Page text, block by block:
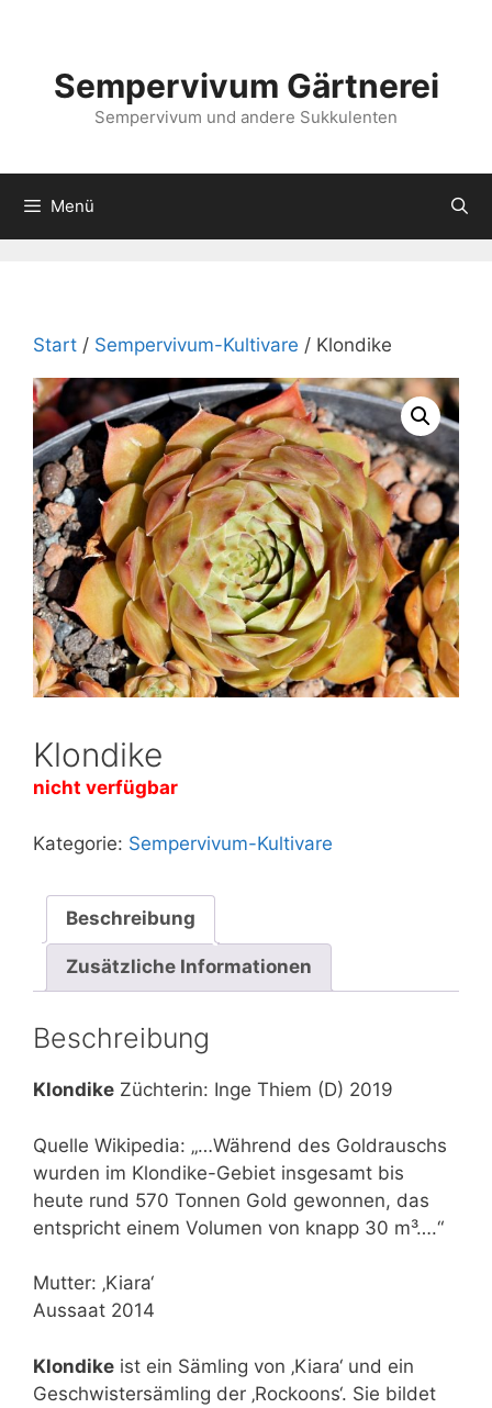
Sempervivum Gärtnerei
Sempervivum und andere Sukkulenten
Menü
Start / Sempervivum-Kultivare / Klondike
Klondike
nicht verfügbar
Kategorie: Sempervivum-Kultivare
Beschreibung
Zusätzliche Informationen
Beschreibung
Klondike Züchterin: Inge Thiem (D) 2019
Quelle Wikipedia: „…Während des Goldrauschs
wurden im Klondike-Gebiet insgesamt bis
heute rund 570 Tonnen Gold gewonnen, das
entspricht einem Volumen von knapp 30 m³….“
Mutter: ‚Kiara‘
Aussaat 2014
Klondike ist ein Sämling von ‚Kiara‘ und ein
Geschwistersämling der ‚Rockoons‘. Sie bildet